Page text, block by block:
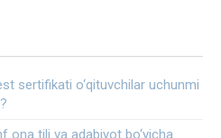
sertifikati o‘qituvchilar uchunmi
ona tili va adabiyot bo‘yicha